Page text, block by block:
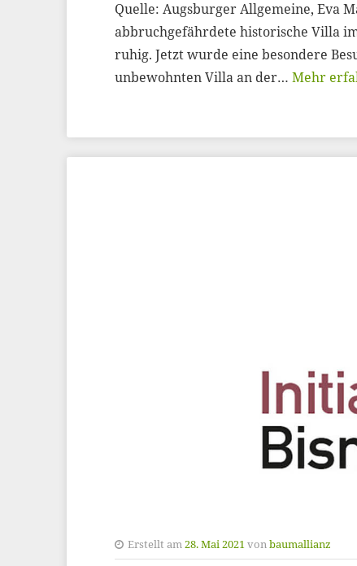
Quelle: Augsburger Allgemeine, Eva
abbruchgefährdete historische Villa
ruhig. Jetzt wurde eine besondere
unbewohnten Villa an der…Mehr
Erstellt am28. Mai 2021vonbaumallianz